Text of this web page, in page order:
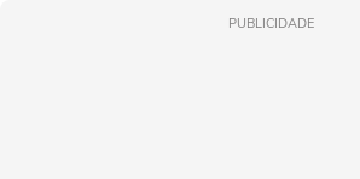
PUBLICIDADE